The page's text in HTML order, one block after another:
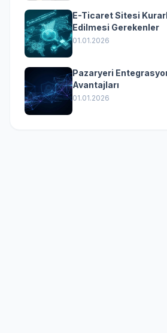
E-Ticaret Sitesi
Edilmesi Gerekenler
01.01.2026
Pazaryeri
Avantajları
01.01.2026